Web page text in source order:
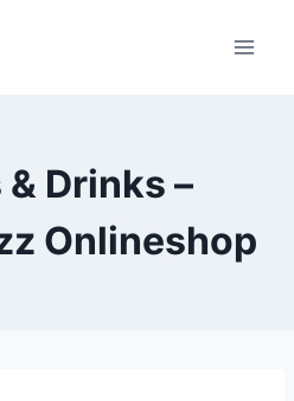
Drinks –
Onlineshop